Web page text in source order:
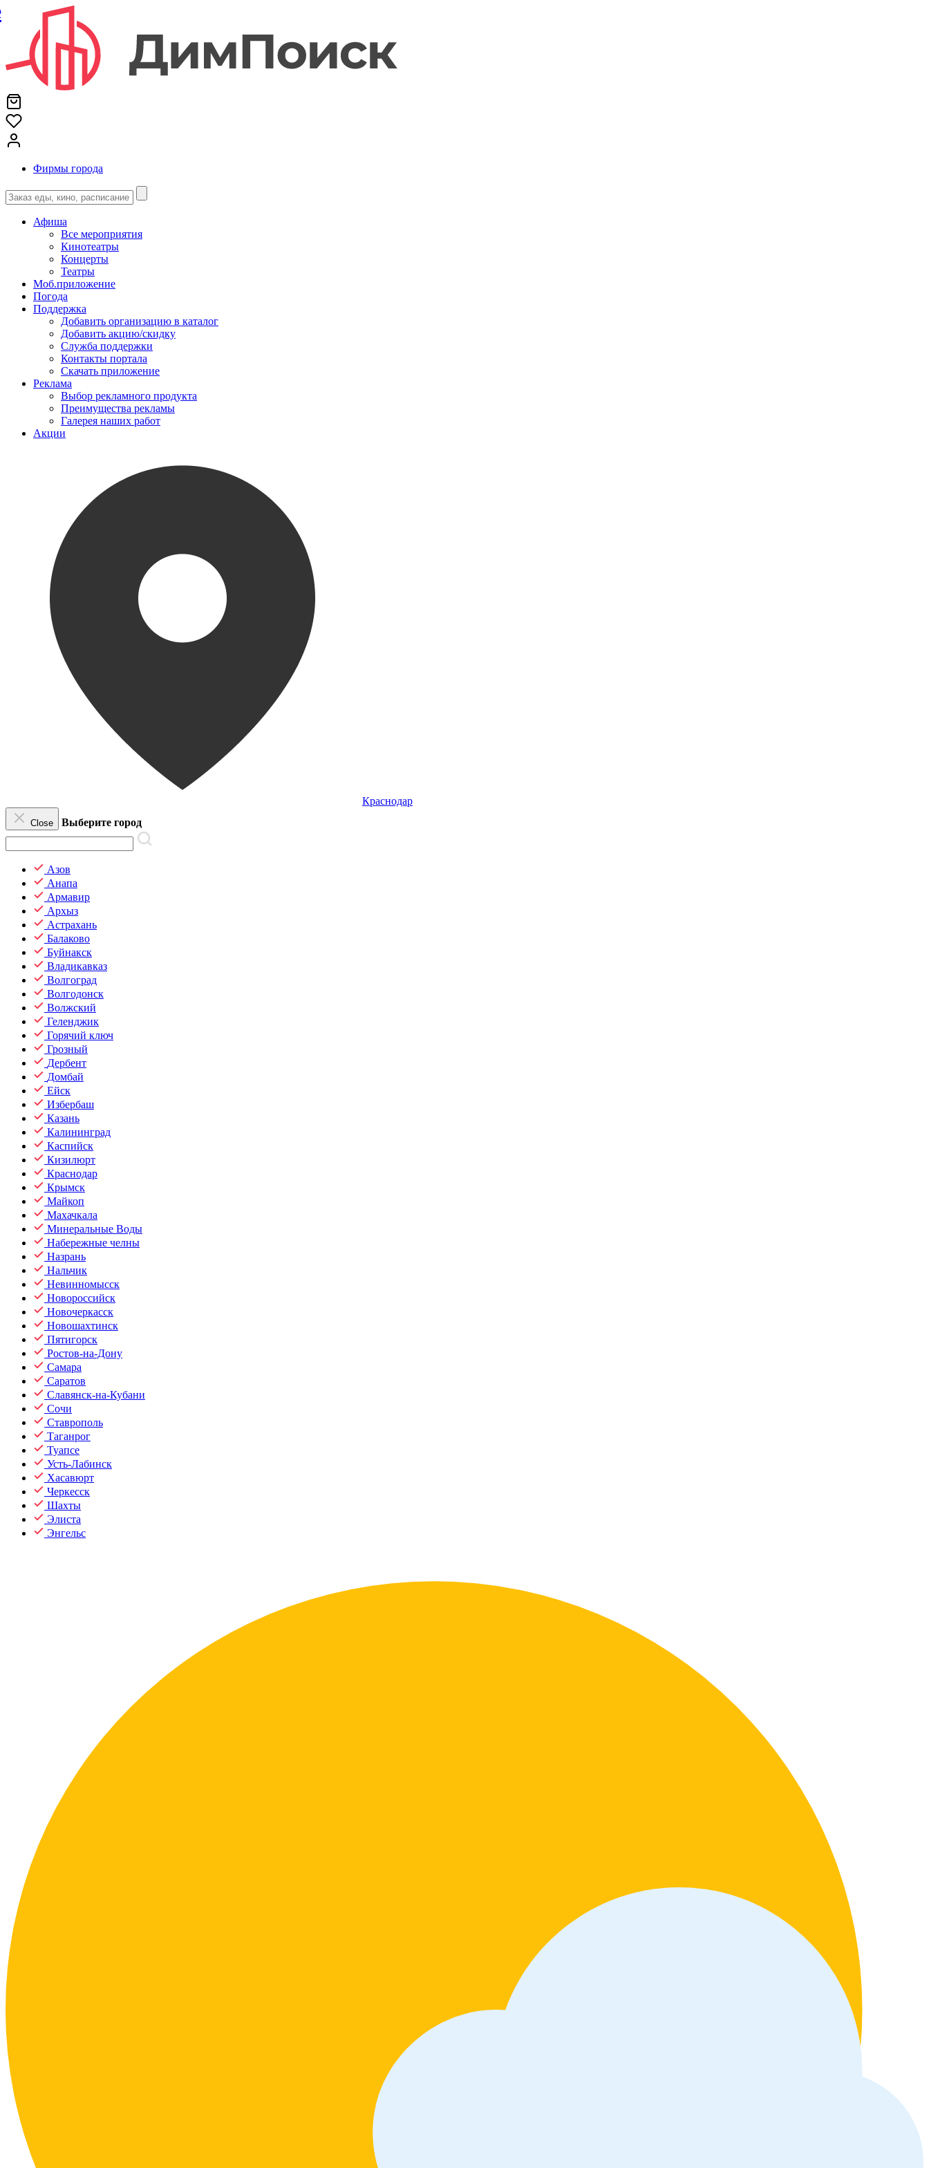
Фирмы города
Афиша
Все мероприятия
Кинотеатры
Концерты
Театры
Моб.приложение
Погода
Поддержка
Добавить организацию в каталог
Добавить акцию/скидку
Служба поддержки
Контакты портала
Скачать приложение
Реклама
Выбор рекламного продукта
Преимущества рекламы
Галерея наших работ
Акции
Краснодар
Close Выберите город
Азов
Анапа
Армавир
Архыз
Астрахань
Балаково
Буйнакск
Владикавказ
Волгоград
Волгодонск
Волжский
Геленджик
Горячий ключ
Грозный
Дербент
Домбай
Ейск
Избербаш
Казань
Калининград
Каспийск
Кизилюрт
Краснодар
Крымск
Майкоп
Махачкала
Минеральные Воды
Набережные челны
Назрань
Нальчик
Невинномысск
Новороссийск
Новочеркасск
Новошахтинск
Пятигорск
Ростов-на-Дону
Самара
Саратов
Славянск-на-Кубани
Сочи
Ставрополь
Таганрог
Туапсе
Усть-Лабинск
Хасавюрт
Черкесск
Шахты
Элиста
Энгельс